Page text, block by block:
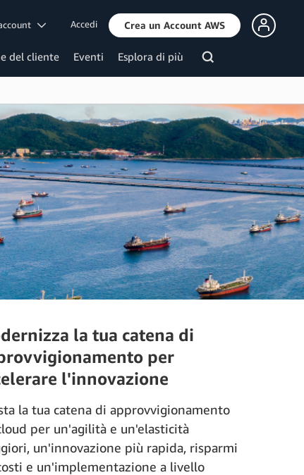
Accedi Crea un Account AWS
del cliente Eventi Esplora di più
la tua catena di
per
l'innovazione
la tua catena di approvvigionamento
per un'agilità e un'elasticità
un'innovazione più rapida, risparmi
e un'implementazione a livello